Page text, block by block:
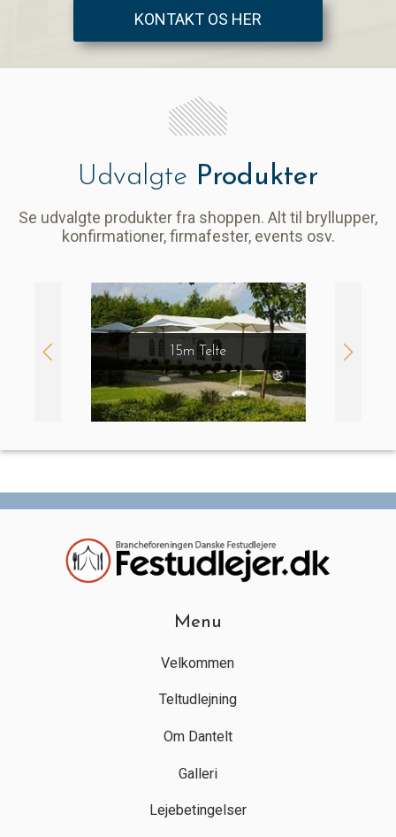
KONTAKT OS HER
Udvalgte Produkter
Se udvalgte produkter fra shoppen. Alt til bryllupper,
konfirmationer, firmafester, events osv.
15m Telte
Menu
Velkommen
Teltudlejning
Om Dantelt
Galleri
Lejebetingelser